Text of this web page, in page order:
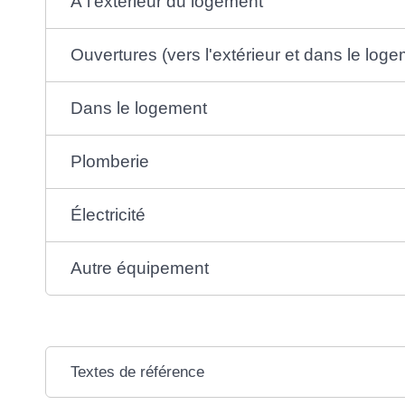
Ouvertures (vers l'extérieur et dans le
Dans le logement
Plomberie
Électricité
Autre équipement
Textes de référence